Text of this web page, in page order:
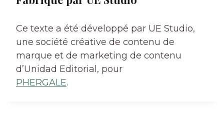
Ce texte a été développé par UE Studio,
une société créative de contenu de
marque et de marketing de contenu
d’Unidad Editorial, pour
PHERGALE.